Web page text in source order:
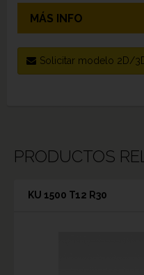
MÁS INFO
Solicitar modelo 2D/
PRODUCTOS
KU 1500 T12 R30